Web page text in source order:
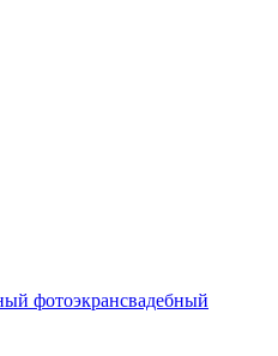
фотоэкрансвадебный